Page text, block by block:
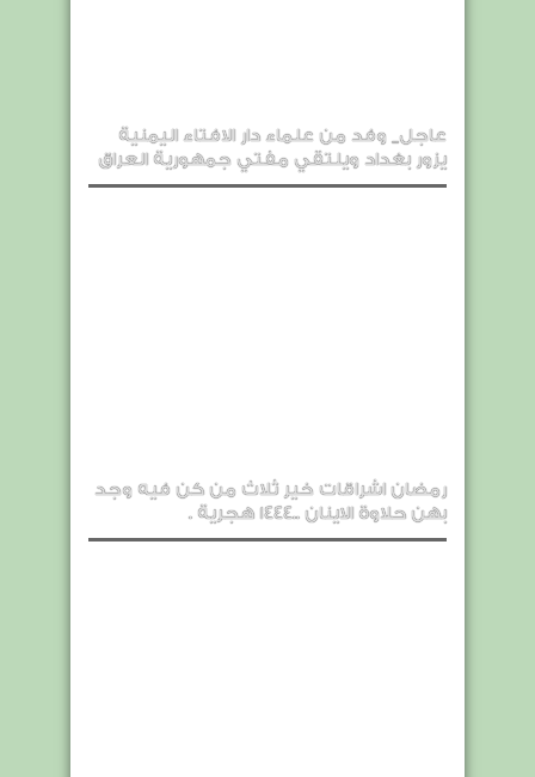
عاجل_ وفد من علماء دار الافتاء اليمنية
يزور بغداد ويلتقي مفتي جمهورية العراق
رمضان اشراقات خير ثلاث من كن فيه وجد
بهن حلاوة الاينان ..1444 هجرية .